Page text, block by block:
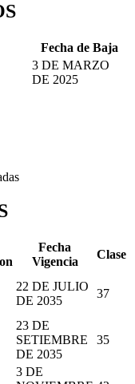
Fecha de Baja
3 DE MARZO
DE 2025
Fecha
Vigencia
Clase
22 DE JULIO
DE 2035
37
23 DE
SETIEMBRE
DE 2035
35
3 DE